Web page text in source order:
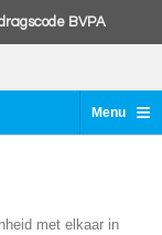
BVPA
Menu ≡
met elkaar in